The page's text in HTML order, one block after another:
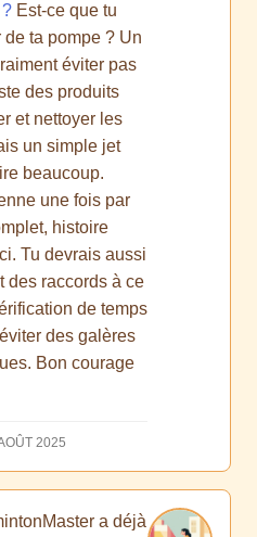
Est-ce que tu
ta pompe ? Un
éviter pas
des produits
et nettoyer les
un simple jet
beaucoup.
une fois par
histoire
Tu devrais aussi
des raccords à ce
de temps
des galères
Bon courage
2025
a déjà